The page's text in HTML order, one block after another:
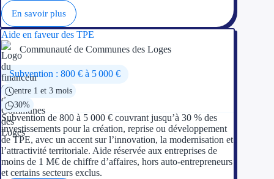
En savoir plus
Aide en faveur des TPE
Communauté de Communes des Loges
Subvention : 800 € à 5 000 €
entre 1 et 3 mois
30%
Subvention de 800 à 5 000 € couvrant jusqu’à 30 % des
investissements pour la création, reprise ou développement
de TPE, avec un accent sur l’innovation, la modernisation et
l’attractivité territoriale. Aide réservée aux entreprises de
moins de 1 M€ de chiffre d’affaires, hors auto-entrepreneurs
et certains secteurs exclus.